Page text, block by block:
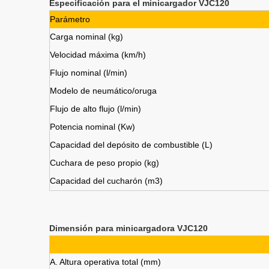
Especificación para el minicargador VJC120
Parámetro
Carga nominal (kg)
Velocidad máxima (km/h)
Flujo nominal (l/min)
Modelo de neumático/oruga
Flujo de alto flujo (l/min)
Potencia nominal (Kw)
Capacidad del depósito de combustible (L)
Cuchara de peso propio (kg)
Capacidad del cucharón (m3)
Dimensión para minicargadora VJC120
A. Altura operativa total (mm)